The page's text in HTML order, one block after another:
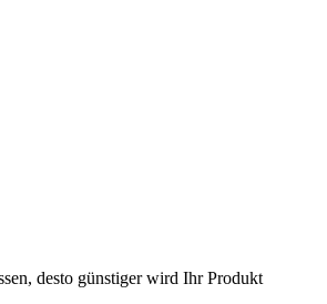
desto günstiger wird Ihr Produkt